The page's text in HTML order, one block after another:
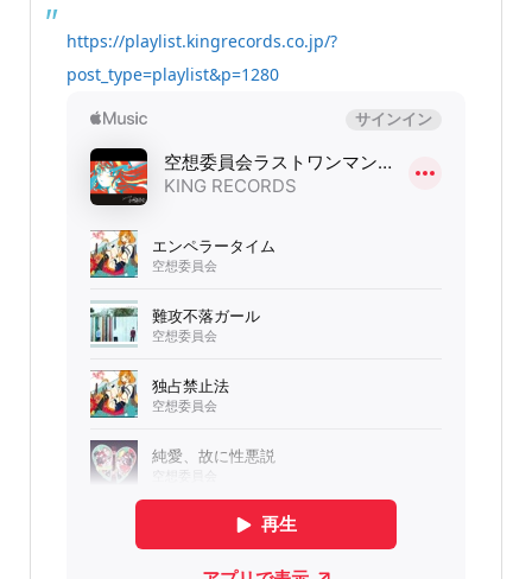
https://playlist.kingrecords.co.jp/?
post_type=playlist&p=1280